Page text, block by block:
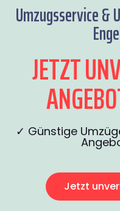
Umzugsservice &
JETZT
✓ Günstige
Jetzt